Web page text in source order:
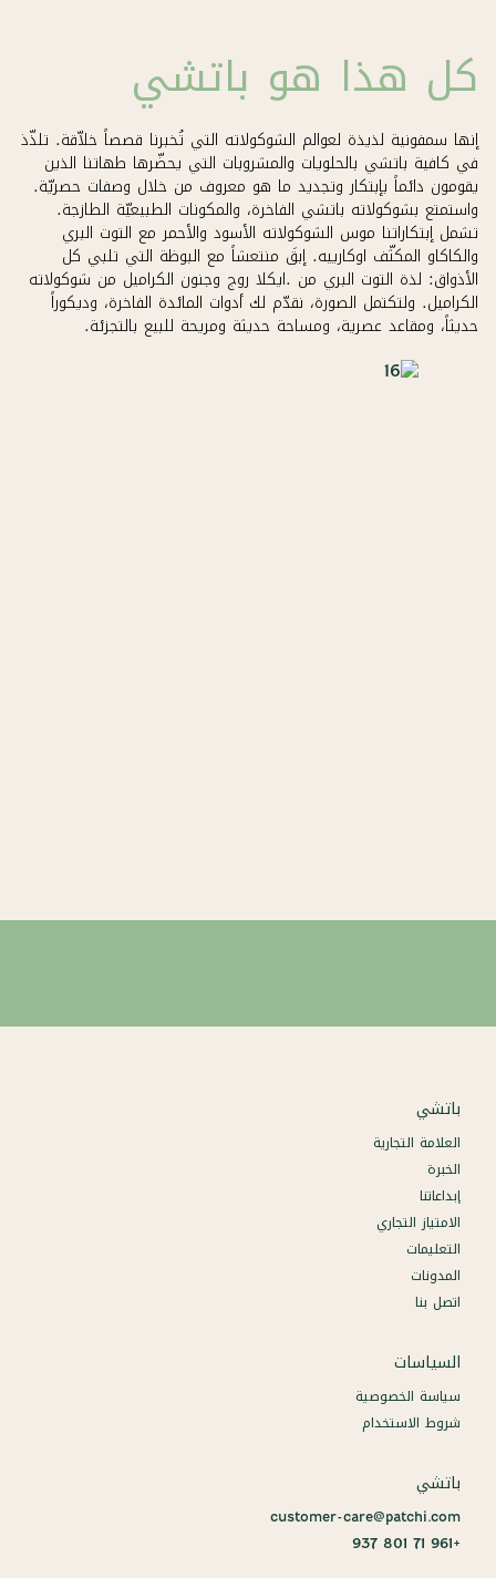
كل هذا هو باتشي
إنها سمفونية لذيذة لعوالم الشوكولاته التي تُخبرنا قصصاً خلاّقة. تلذّذ
في كافية باتشي بالحلويات والمشروبات التي يحضّرها طهاتنا الذين
يقومون دائماً بإبتكار وتجديد ما هو معروف من خلال وصفات حصريّة.
واستمتع بشوكولاته باتشي الفاخرة، والمكونات الطبيعيّة الطازجة.
تشمل إبتكاراتنا موس الشوكولاته الأسود والأحمر مع التوت البري
والكاكاو المكثّف اوكارييه. إبقَ منتعشاً مع البوظة التي تلبي كل
الأذواق: لذة التوت البري من .ايكلا روج وجنون الكراميل من شوكولاته
الكراميل. ولتكتمل الصورة، نقدّم لك أدوات المائدة الفاخرة، وديكوراً
حديثاً، ومقاعد عصرية، ومساحة حديثة ومريحة للبيع بالتجزئة.
باتشي
العلامة التجارية
الخبرة
إبداعاتنا
الامتياز التجاري
التعليمات
المدونات
اتصل بنا
السياسات
سياسة الخصوصية
شروط الاستخدام
باتشي
customer-care@patchi.com
+961 71 801 937